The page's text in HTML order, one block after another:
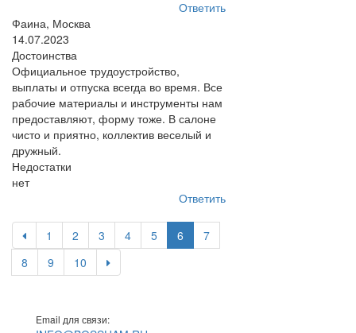
Ответить
Фаина, Москва
14.07.2023
Достоинства
Официальное трудоустройство,
выплаты и отпуска всегда во время. Все
рабочие материалы и инструменты нам
предоставляют, форму тоже. В салоне
чисто и приятно, коллектив веселый и
дружный.
Недостатки
нет
Ответить
1 2 3 4 5 6
7
8
9 10
Email для связи: